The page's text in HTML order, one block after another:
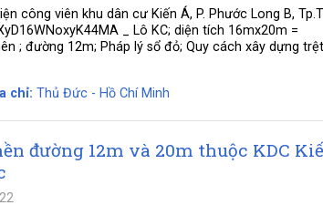
công viên khu dân cư Kiến Á, P. Phước Long B,
_ Lô KC; diện tích 16mx20m =
; đường 12m; Pháp lý sổ đỏ; Quy cách xây dựng
chỉ: Thủ Đức - Hồ Chí Minh
đường 12m và 20m thuộc KDC